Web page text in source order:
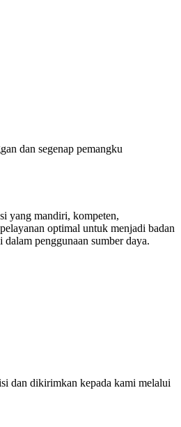
dan segenap pemangku
yang mandiri, kompeten,
optimal untuk menjadi badan
penggunaan sumber daya.
dan dikirimkan kepada kami melalui